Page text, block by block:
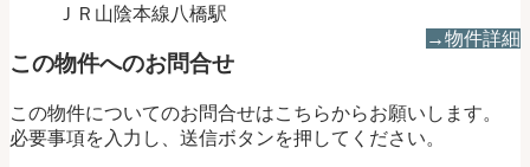
ＪＲ山陰本線八橋駅
→物件詳細
この物件へのお問合せ
この物件についてのお問合せはこちらからお願いします。
必要事項を入力し、送信ボタンを押してください。